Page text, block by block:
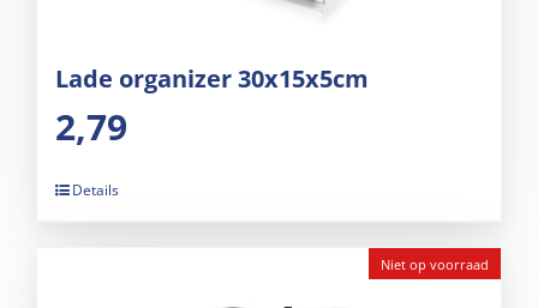
Lade organizer 30x15x5cm
2,79
Details
Niet op voorraad